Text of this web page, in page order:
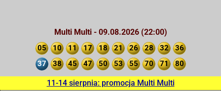
Multi Multi - 09.08.2026 (22:00)
05 10 11 17 18 21 26 28 32
36
37
38 45 47 50 53 55 70 71 80
11-14 sierpnia: promocja Multi Multi